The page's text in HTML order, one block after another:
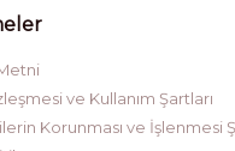
ve Kullanım Şartları
Korunması ve İşlenmesi